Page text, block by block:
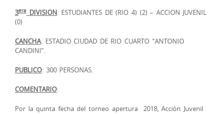
3era DIVISION: ESTUDIANTES DE (RIO 4) (2) – ACCION JUVENIL
(0)
CANCHA: ESTADIO CIUDAD DE RIO CUARTO “ANTONIO
CANDINI”.
PUBLICO: 300 PERSONAS.
COMENTARIO:
Por la quinta fecha del torneo apertura 2018, Acción Juvenil